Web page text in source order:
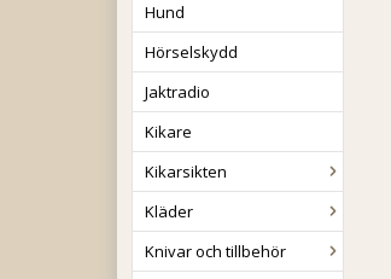
Hund
Hörselskydd
Jaktradio
Kikare
Kikarsikten
Kläder
Knivar och tillbehör